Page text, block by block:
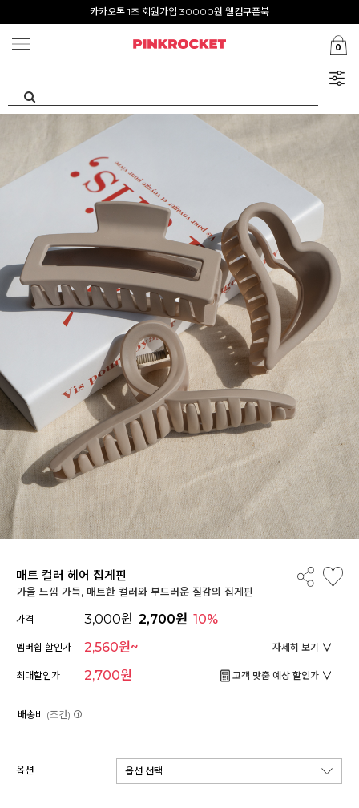
Summer Clearance ~80%
0
매트 컬러 헤어 집게핀
가을 느낌 가득, 매트한 컬러와 부드러운 질감의 집게핀
가격 3,000원 2,700원 10%
멤버쉽 할인가 2,560원~ 자세히 보기
최대할인가 2,700원 고객 맞춤 예상 할인가
배송비 (조건)
옵션